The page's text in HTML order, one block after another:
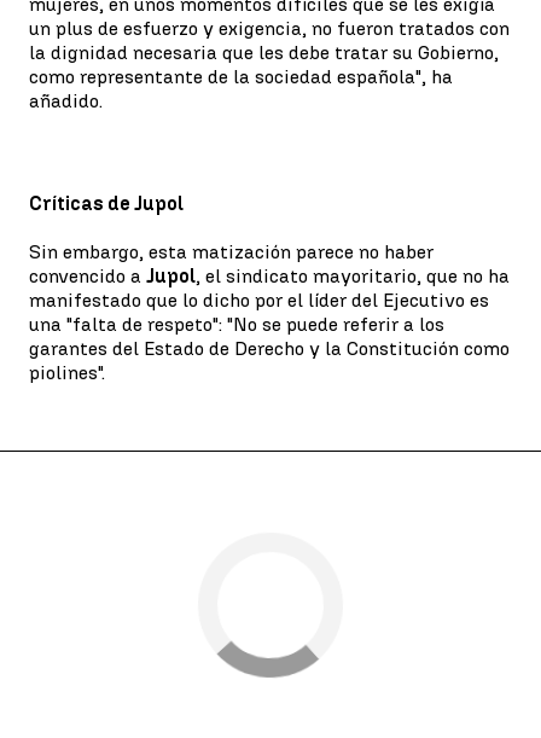
un plus de esfuerzo y exigencia, no fueron tratados con
la dignidad necesaria que les debe tratar su Gobierno,
como representante de la sociedad española", ha
añadido.
Críticas de Jupol
Sin embargo, esta matización parece no haber
convencido a Jupol, el sindicato mayoritario, que no ha
manifestado que lo dicho por el líder del Ejecutivo es
una "falta de respeto": "No se puede referir a los
garantes del Estado de Derecho y la Constitución como
piolines".